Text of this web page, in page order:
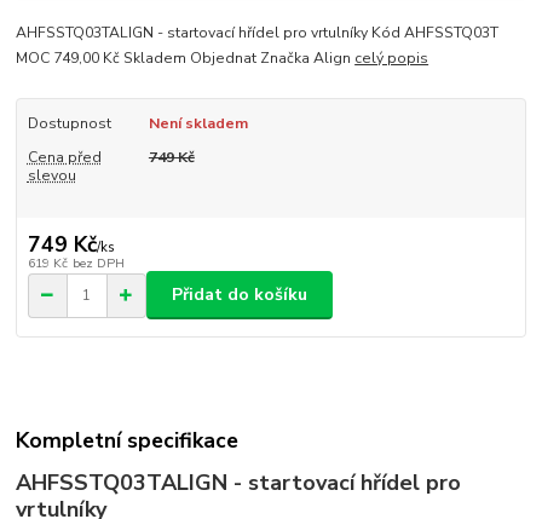
AHFSSTQ03TALIGN - startovací hřídel pro vrtulníky Kód AHFSSTQ03T
MOC 749,00 Kč Skladem Objednat Značka Align celý popis
Dostupnost
Není skladem
Cena před
slevou
749 Kč
749 Kč/ks
619 Kč bez DPH
Přidat do košíku
Kompletní specifikace
AHFSSTQ03TALIGN - startovací hřídel pro
vrtulníky